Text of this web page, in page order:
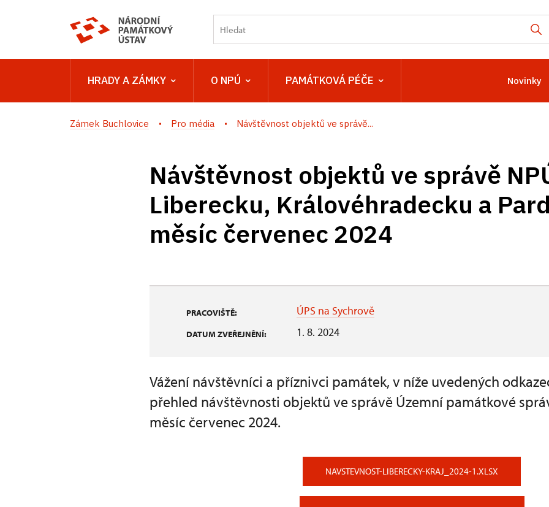
HRADY A ZÁMKY O NPÚ PAMÁTKOVÁ PÉČE Novinky
Zámek Buchlovice Pro média Návštěvnost objektů ve správě...
Návštěvnost objektů ve správě
Liberecku, Královéhradecku a
měsíc červenec 2024
PRACOVIŠTĚ: ÚPS na Sychrově
DATUM ZVEŘEJNĚNÍ: 1. 8. 2024
Vážení návštěvníci a příznivci památek, v níže uvedených
přehled návštěvnosti objektů ve správě Územní památkové
měsíc červenec 2024.
NAVSTEVNOST-LIBERECKY-KRAJ_2024-1.XLSX